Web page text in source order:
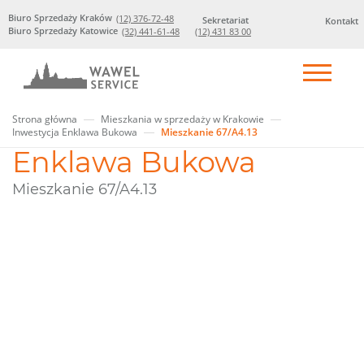
Kontakt
Biuro Sprzedaży Kraków (12) 376-72-48
Biuro Sprzedaży Katowice (32) 441-61-48
Sekretariat
(12) 431 83 00
Strona główna
Mieszkania w sprzedaży w Krakowie
Inwestycja Enklawa Bukowa
Mieszkanie 67/A4.13
Enklawa Bukowa
Mieszkanie 67/A4.13